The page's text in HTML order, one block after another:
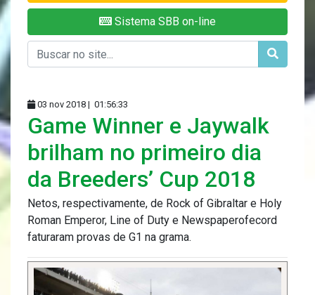
Sistema SBB on-line
03 nov 2018 | 01:56:33
Game Winner e Jaywalk
brilham no primeiro dia
da Breeders’ Cup 2018
Netos, respectivamente, de Rock of Gibraltar e Holy
Roman Emperor, Line of Duty e Newspaperofecord
faturaram provas de G1 na grama.